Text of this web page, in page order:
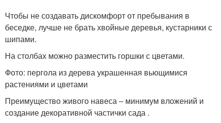
Чтобы не создавать дискомфорт от пребывания в
беседке, лучше не брать хвойные деревья, кустарники с
шипами.
На столбах можно разместить горшки с цветами.
Фото: пергола из дерева украшенная вьющимися
растениями и цветами
Преимущество живого навеса ‒ минимум вложений и
создание декоративной частички сада .